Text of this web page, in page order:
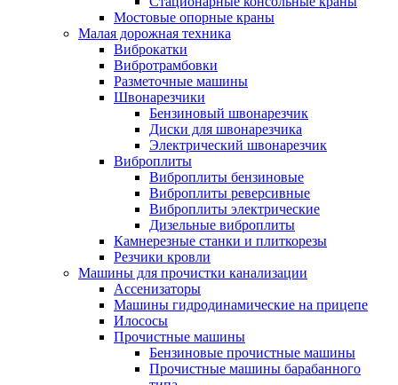
Мостовые опорные краны
Малая дорожная техника
Виброкатки
Вибротрамбовки
Разметочные машины
Швонарезчики
Бензиновый швонарезчик
Диски для швонарезчика
Электрический швонарезчик
Виброплиты
Виброплиты бензиновые
Виброплиты реверсивные
Виброплиты электрические
Дизельные виброплиты
Камнерезные станки и плиткорезы
Резчики кровли
Машины для прочистки канализации
Ассенизаторы
Машины гидродинамические на прицепе
Илососы
Прочистные машины
Бензиновые прочистные машины
Прочистные машины барабанного